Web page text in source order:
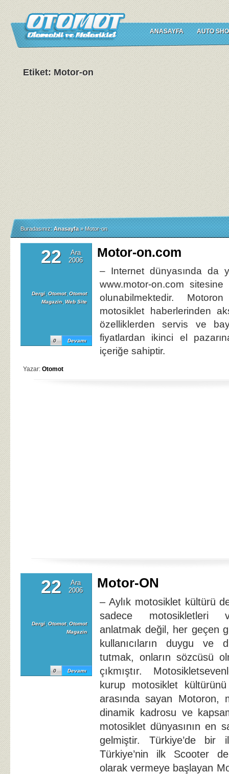
ANASAYFA AUTO
Etiket: Motor-on
Buradasınız: Anasayfa » Motor-on
22
Ara
2006
Dergi, Otomot, Otomot
Magazin, Web Site
Devamı
0
Motor-on.com
– Internet dünyasında da
www.motor-on.com
olunabilmektedir.
motosiklet haberlerinden
özelliklerden servis ve
fiyatlardan ikinci el
içeriğe sahiptir.
Yazar: Otomot
22
Ara
2006
Dergi, Otomot, Otomot
Magazin
Devamı
0
Motor-ON
– Aylık motosiklet kültürü
sadece motosikletleri
anlatmak değil, her geçen
kullanıcıların duygu ve
tutmak, onların sözcüsü
çıkmıştır.
kurup motosiklet
arasında sayan Motoron,
dinamik kadrosu ve
motosiklet dünyasının en
gelmiştir. Türkiye’de bir
Türkiye’nin ilk Scooter
olarak vermeye başlayan